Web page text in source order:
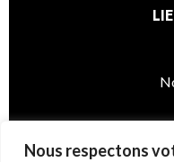
Nous respectons